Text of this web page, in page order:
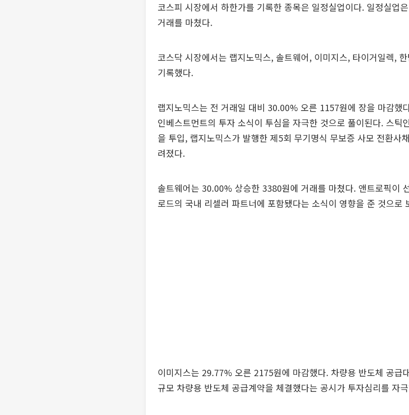
코스피 시장에서 하한가를 기록한 종목은 일정실업이다. 일정실업
거래를 마쳤다.
코스닥 시장에서는 랩지노믹스, 솔트웨어, 이미지스, 타이거일렉,
기록했다.
랩지노믹스는 전 거래일 대비 30.00% 오른 1157원에 장을 마감했
인베스트먼트의 투자 소식이 투심을 자극한 것으로 풀이된다. 스틱
을 투입, 랩지노믹스가 발행한 제5회 무기명식 무보증 사모 전환사
려졌다.
솔트웨어는 30.00% 상승한 3380원에 거래를 마쳤다. 앤트로픽이
로드의 국내 리셀러 파트너에 포함됐다는 소식이 영향을 준 것으로
이미지스는 29.77% 오른 2175원에 마감했다. 차량용 반도체 공급
규모 차량용 반도체 공급계약을 체결했다는 공시가 투자심리를 자